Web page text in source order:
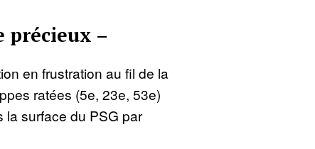
précieux –
en frustration au fil de la
ratées (5e, 23e, 53e)
surface du PSG par